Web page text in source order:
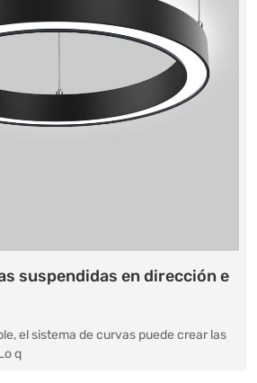
suspendidas en dirección e
el sistema de curvas puede crear las
q